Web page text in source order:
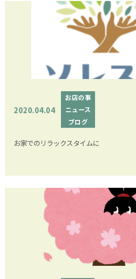
2020.04.04
お店の事
ニュース
ブログ
お家でのリラックスタイムに